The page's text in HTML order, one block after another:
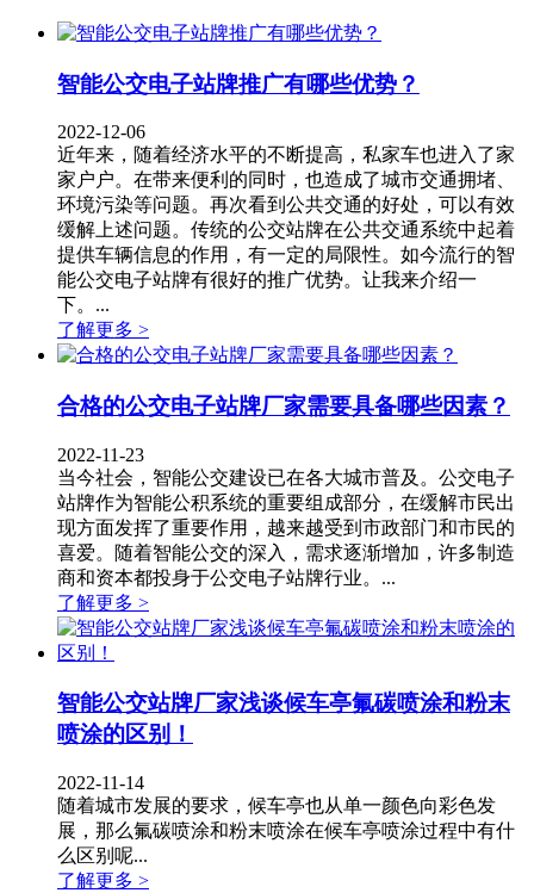
智能公交电子站牌推广有哪些优势？
2022-12-06
近年来，随着经济水平的不断提高，私家车也进入了家
家户户。在带来便利的同时，也造成了城市交通拥堵、
环境污染等问题。再次看到公共交通的好处，可以有效
缓解上述问题。传统的公交站牌在公共交通系统中起着
提供车辆信息的作用，有一定的局限性。如今流行的智
能公交电子站牌有很好的推广优势。让我来介绍一
下。...
了解更多 >
合格的公交电子站牌厂家需要具备哪些因素？
2022-11-23
当今社会，智能公交建设已在各大城市普及。公交电子
站牌作为智能公积系统的重要组成部分，在缓解市民出
现方面发挥了重要作用，越来越受到市政部门和市民的
喜爱。随着智能公交的深入，需求逐渐增加，许多制造
商和资本都投身于公交电子站牌行业。...
了解更多 >
智能公交站牌厂家浅谈候车亭氟碳喷涂和粉末
喷涂的区别！
2022-11-14
​随着城市发展的要求，候车亭也从单一颜色向彩色发
展，那么氟碳喷涂和粉末喷涂在候车亭喷涂过程中有什
么区别呢...
了解更多 >